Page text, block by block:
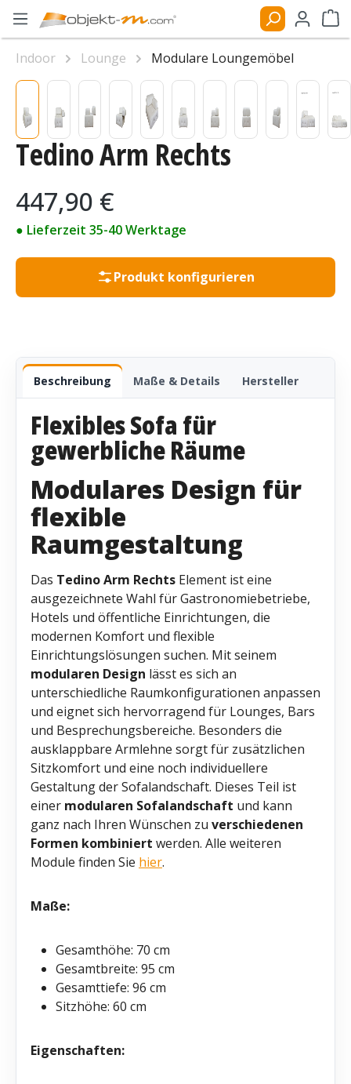
Zum Hauptinhalt springen
Tedino Arm Rechts
Regulärer Preis:
447,90 €
● Lieferzeit 35-40 Werktage
Produkt konfigurieren
Beschreibung Maße & Details Hersteller
Flexibles Sofa für
gewerbliche Räume
Modulares Design für
flexible
Raumgestaltung
Das Tedino Arm Rechts Element ist eine
ausgezeichnete Wahl für Gastronomiebetriebe,
Hotels und öffentliche Einrichtungen, die
modernen Komfort und flexible
Einrichtungslösungen suchen. Mit seinem
modularen Design lässt es sich an
unterschiedliche Raumkonfigurationen anpassen
und eignet sich hervorragend für Lounges, Bars
und Besprechungsbereiche. Besonders die
ausklappbare Armlehne sorgt für zusätzlichen
Sitzkomfort und eine noch individuellere
Gestaltung der Sofalandschaft. Dieses Teil ist
einer modularen Sofalandschaft und kann
ganz nach Ihren Wünschen zu verschiedenen
Formen kombiniert werden. Alle weiteren
Module finden Sie hier.
Maße:
Gesamthöhe: 70 cm
Gesamtbreite: 95 cm
Gesamttiefe: 96 cm
Sitzhöhe: 60 cm
Eigenschaften:
Indoor Lounge
Modulare Loungemöbel
Bildergalerie überspringen